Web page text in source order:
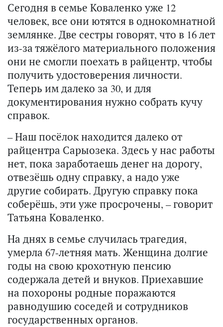
Сегодня в семье Коваленко уже 12
человек, все они ютятся в однокомнатной
землянке. Две сестры говорят, что в 16 лет
из-за тяжёлого материального положения
они не смогли поехать в райцентр, чтобы
получить удостоверения личности.
Теперь им далеко за 30, и для
документирования нужно собрать кучу
справок.
– Наш посёлок находится далеко от
райцентра Сарыозека. Здесь у нас работы
нет, пока заработаешь денег на дорогу,
отвезёшь одну справку, а надо уже
другие собирать. Другую справку пока
соберёшь, эти уже просрочены, – говорит
Татьяна Коваленко.
На днях в семье случилась трагедия,
умерла 67-летняя мать. Женщина долгие
годы на свою крохотную пенсию
содержала детей и внуков. Приехавшие
на похороны родные поражаются
равнодушию соседей и сотрудников
государственных органов.